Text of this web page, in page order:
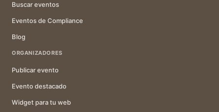
Buscar eventos
Eventos de Compliance
Blog
ORGANIZADORES
Publicar evento
Evento destacado
Widget para tu web